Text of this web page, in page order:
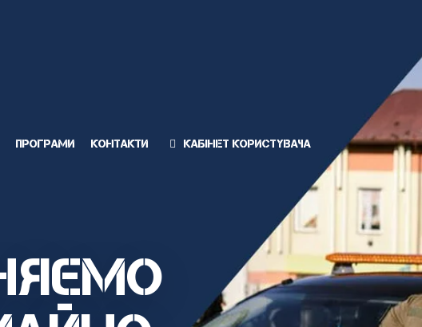
Програми Контакти Кабінет користувача